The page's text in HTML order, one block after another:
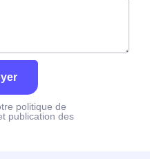
politique de
publication des